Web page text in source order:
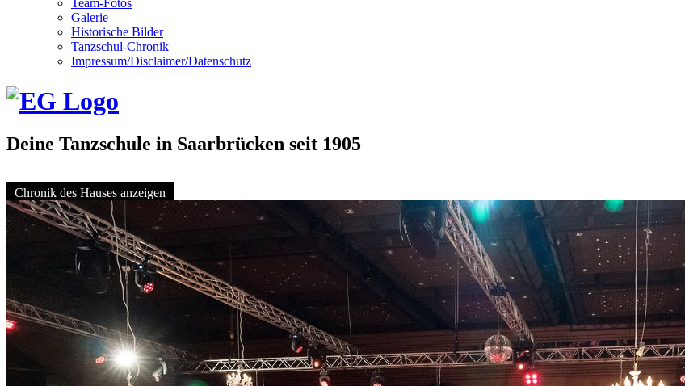
Team-Fotos
Galerie
Historische Bilder
Tanzschul-Chronik
Impressum/Disclaimer/Datenschutz
Deine Tanzschule in Saarbrücken seit 1905
Chronik des Hauses anzeigen